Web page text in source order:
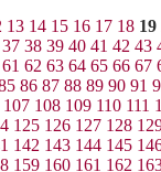
13 14 15 16 17 18 19
37 38 39 40 41 42 43
61 62 63 64 65 66 67
86 87 88 89 90 91
107 108 109 110 111
125 126 127 128
142 143 144 145
159 160 161 162